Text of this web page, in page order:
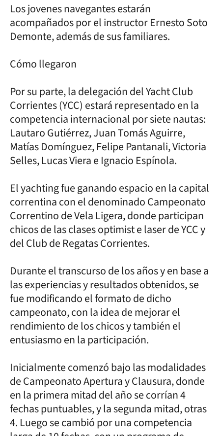
Los jovenes navegantes estarán
acompañados por el instructor Ernesto Soto
Demonte, además de sus familiares.
Cómo llegaron
Por su parte, la delegación del Yacht Club
Corrientes (YCC) estará representado en la
competencia internacional por siete nautas:
Lautaro Gutiérrez, Juan Tomás Aguirre,
Matías Domínguez, Felipe Pantanali, Victoria
Selles, Lucas Viera e Ignacio Espínola.
El yachting fue ganando espacio en la capital
correntina con el denominado Campeonato
Correntino de Vela Ligera, donde participan
chicos de las clases optimist e laser de YCC y
del Club de Regatas Corrientes.
Durante el transcurso de los años y en base a
las experiencias y resultados obtenidos, se
fue modificando el formato de dicho
campeonato, con la idea de mejorar el
rendimiento de los chicos y también el
entusiasmo en la participación.
Inicialmente comenzó bajo las modalidades
de Campeonato Apertura y Clausura, donde
en la primera mitad del año se corrían 4
fechas puntuables, y la segunda mitad, otras
4. Luego se cambió por una competencia